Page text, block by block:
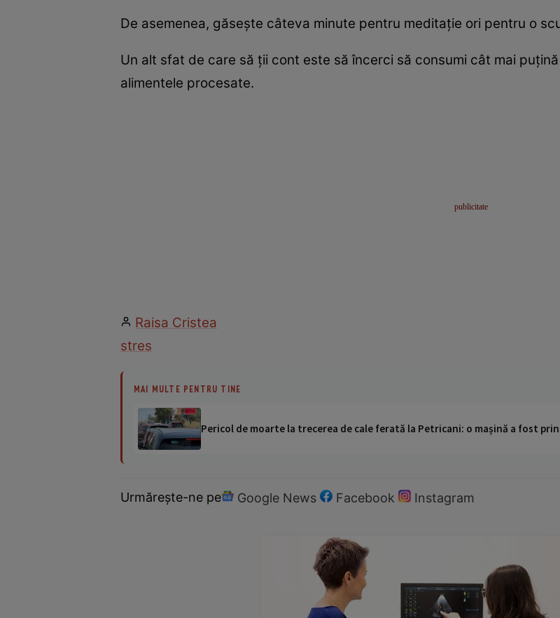
De asemenea, găseşte câteva minute pentru meditaţie ori pentru o
Un alt sfat de care să ţii cont este să încerci să consumi cât mai
alimentele procesate.
Raisa Cristea
stres
MAI MULTE PENTRU TINE
Pericol de moarte la trecerea de cale ferată la Petricani: o mașină a fost
Urmărește-ne pe Google News Facebook Instagram